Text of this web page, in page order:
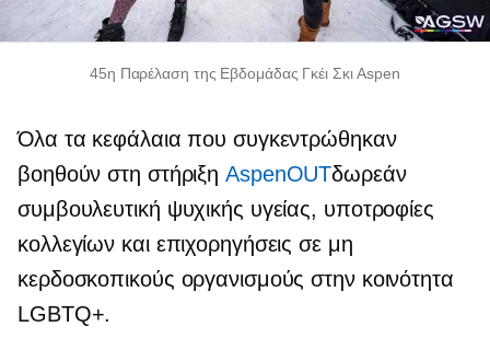
45η Παρέλαση της Εβδομάδας Γκέι Σκι Aspen
Όλα τα κεφάλαια που συγκεντρώθηκαν
βοηθούν στη στήριξη AspenOUTδωρεάν
συμβουλευτική ψυχικής υγείας, υποτροφίες
κολλεγίων και επιχορηγήσεις σε μη
κερδοσκοπικούς οργανισμούς στην κοινότητα
LGBTQ+.